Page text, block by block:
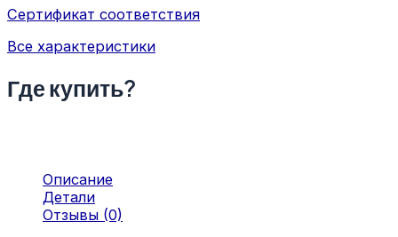
Сертификат соответствия
Все характеристики
Где купить?
Описание
Детали
Отзывы (0)